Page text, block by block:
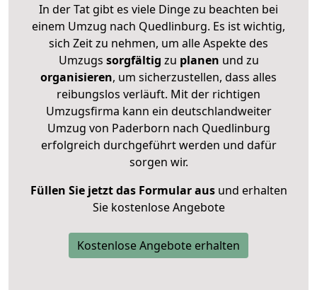
In der Tat gibt es viele Dinge zu beachten bei
einem Umzug nach Quedlinburg. Es ist wichtig,
sich Zeit zu nehmen, um alle Aspekte des
Umzugs sorgfältig zu planen und zu
organisieren, um sicherzustellen, dass alles
reibungslos verläuft. Mit der richtigen
Umzugsfirma kann ein deutschlandweiter
Umzug von Paderborn nach Quedlinburg
erfolgreich durchgeführt werden und dafür
sorgen wir.
Füllen Sie jetzt das Formular ausund erhalten
Sie kostenlose Angebote
Kostenlose Angebote erhalten